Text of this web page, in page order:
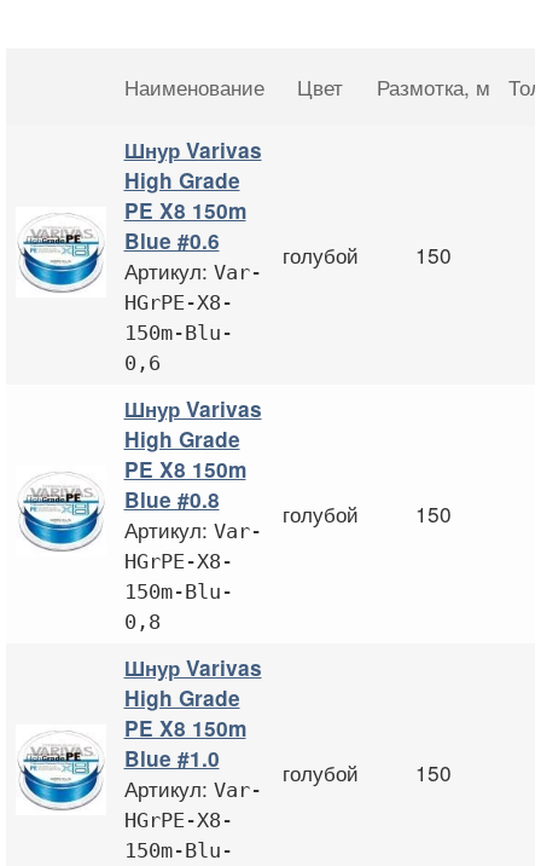
Наименование Цвет Размотка, м
Шнур Varivas
High Grade
PE X8 150m
Blue #0.6
Артикул: Var-
HGrPE-X8-
150m-Blu-
0,6
голубой 150
Шнур Varivas
High Grade
PE X8 150m
Blue #0.8
Артикул: Var-
HGrPE-X8-
150m-Blu-
0,8
голубой 150
Шнур Varivas
High Grade
PE X8 150m
Blue #1.0
Артикул: Var-
HGrPE-X8-
150m-Blu-
голубой 150